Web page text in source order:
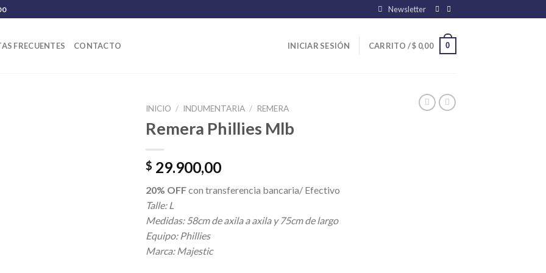
Newsletter
FRECUENTES CONTACTO INICIAR SESIÓN CARRITO /$ 0,00 0
INICIO / INDUMENTARIA / REMERA
Remera Phillies Mlb
$ 29.900,00
20% OFFcon transferencia bancaria/ Efectivo
Talle: L
Medidas: 58cm de axila a axila y 75cm de largo
Equipo: Phillies
Marca: Majestic